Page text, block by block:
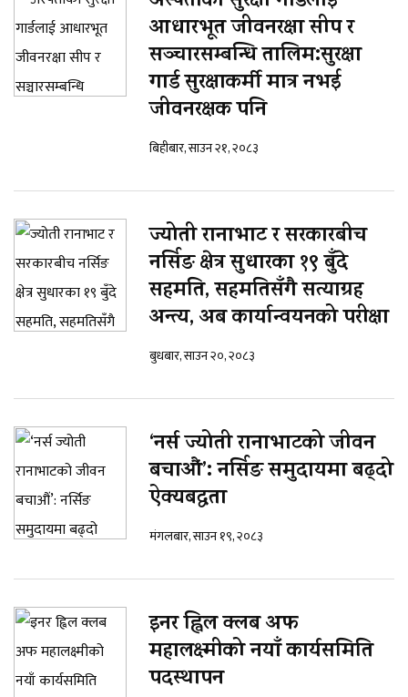
आधारभूत जीवनरक्षा सीप र
सञ्चारसम्बन्धि तालिम:सुरक्षा
गार्ड सुरक्षाकर्मी मात्र नभई
जीवनरक्षक पनि
बिहीबार, साउन २१, २०८३
ज्योती रानाभाट र सरकारबीच
नर्सिङ क्षेत्र सुधारका १९ बुँदे
सहमति, सहमतिसँगै सत्याग्रह
अन्त्य, अब कार्यान्वयनको परीक्षा
बुधबार, साउन २०, २०८३
‘नर्स ज्योती रानाभाटको जीवन
बचाऔं’: नर्सिङ समुदायमा बढ्दो
ऐक्यबद्धता
मंगलबार, साउन १९, २०८३
इनर ह्विल क्लब अफ
महालक्ष्मीको नयाँ कार्यसमिति
पदस्थापन